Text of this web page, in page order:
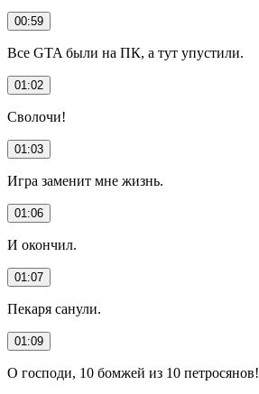
00:59
Все GTA были на ПК, а тут упустили.
01:02
Сволочи!
01:03
Игра заменит мне жизнь.
01:06
И окончил.
01:07
Пекаря санули.
01:09
О господи, 10 бомжей из 10 петросянов!